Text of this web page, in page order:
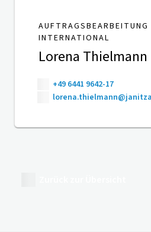
AUFTRAGSBEARBEITUNG
INTERNATIONAL
Lorena Thielmann
+49 6441 9642-17